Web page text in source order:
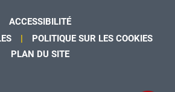
ACCESSIBILITÉ
POLITIQUE SUR LES COOKIES
PLAN DU SITE